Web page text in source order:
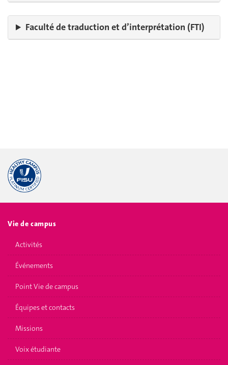
Faculté de traduction et d’interprétation (FTI)
Vie de campus
Activités
Événements
Point Vie de campus
Équipes et contacts
Missions
Voix étudiante